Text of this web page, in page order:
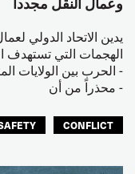
الهجمات التي تستهدف
- الحرب بين الولايات
- محذراً من أن
CONFLICT